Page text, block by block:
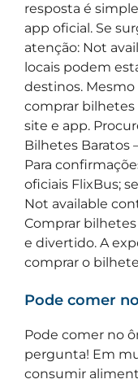
resposta é
app oficial. Se
atenção: Not
locais podem
destinos.
comprar bilhetes
site e app.
Bilhetes Baratos
Para
oficiais FlixBus;
Not available
Comprar
e divertido. A
comprar o
Pode comer
Pode comer no
pergunta! Em
consumir